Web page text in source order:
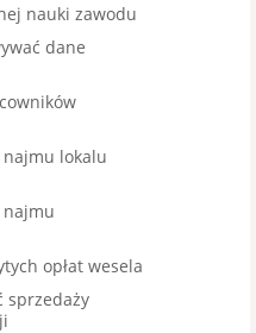
nauki zawodu
dane
lokalu
najmu
opłat wesela
sprzedaży